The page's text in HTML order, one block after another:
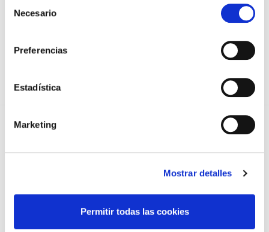
Necesario
Preferencias
Estadística
Marketing
Mostrar detalles
Permitir todas las cookies
EL COLEGIO MÉDICO DE OURENSE CONVOCA EL I CERTAMEN
DE CASOS CLÍNICOS PARA MÉDICOS INTERNOS RESIDENTES
TRÁFICO SUPRIME LAS EXENCIONES MÉDICAS PARA EL USO
EL AUMENTO DE PRIMAS A MUFACE NO MEJORA LAS
09/07/2026
COLEGIADAS/OS EN ACTIVO QUE HAN EJERCIDO O EJERCEN